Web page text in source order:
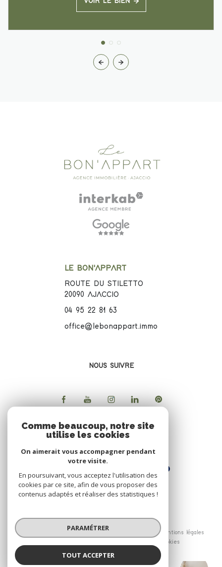
Le Bon'Appart
LE BON'APPART
ROUTE DU STILETTO
20090 AJACCIO
04 95 22 81 63
office@lebonappart.immo
NOUS SUIVRE
ADHERENTS
© 2026 | Tous droits réservés
Mentions légales
Cookies
Réalisé par :
Comme beaucoup, notre site
utilise les cookies
On aimerait vous accompagner pendant
votre visite.
En poursuivant, vous acceptez l'utilisation des
cookies par ce site, afin de vous proposer des
contenus adaptés et réaliser des statistiques !
PARAMÉTRER
TOUT ACCEPTER